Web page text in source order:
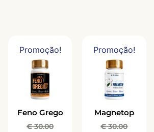
Promoção!
Feno Grego
€30.00
Promoção!
Magnetop
€30.00